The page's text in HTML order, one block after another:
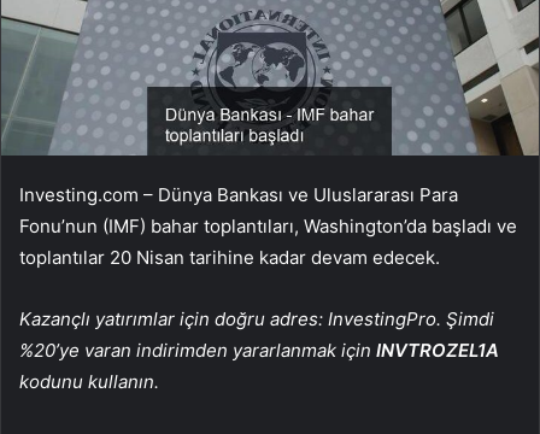
Investing.com – Dünya Bankası ve Uluslararası Para
Fonu’nun (IMF) bahar toplantıları, Washington’da başladı ve
toplantılar 20 Nisan tarihine kadar devam edecek.
Kazançlı yatırımlar için doğru adres: InvestingPro. Şimdi
%20’ye varan indirimden yararlanmak için INVTROZEL1A
kodunu kullanın.